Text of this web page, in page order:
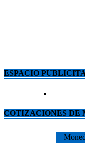
ESPACIO
COTIZACIONES DE